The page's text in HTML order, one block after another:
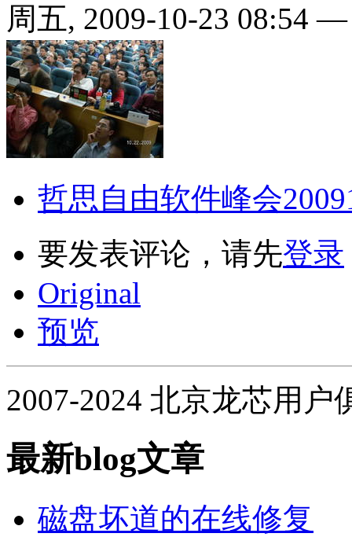
周五, 2009-10-23 08:54
哲思自由软件峰会
要发表评论，请先登录
Original
预览
2007-2024 北京龙芯用户
最新blog文章
磁盘坏道的在线修复